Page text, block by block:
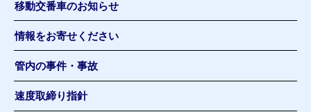
移動交番車のお知らせ
情報をお寄せください
管内の事件・事故
速度取締り指針